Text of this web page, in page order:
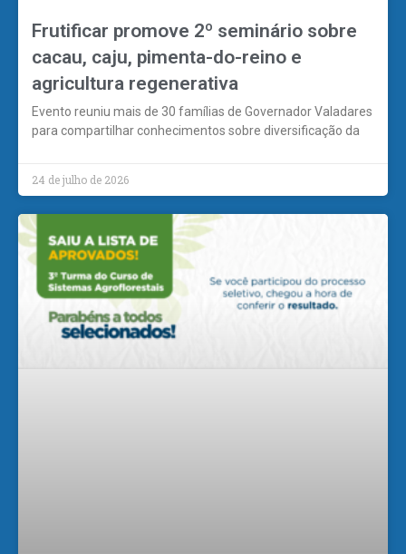
Frutificar promove 2º seminário sobre
cacau, caju, pimenta-do-reino e
agricultura regenerativa
Evento reuniu mais de 30 famílias de Governador Valadares
para compartilhar conhecimentos sobre diversificação da
24 de julho de 2026